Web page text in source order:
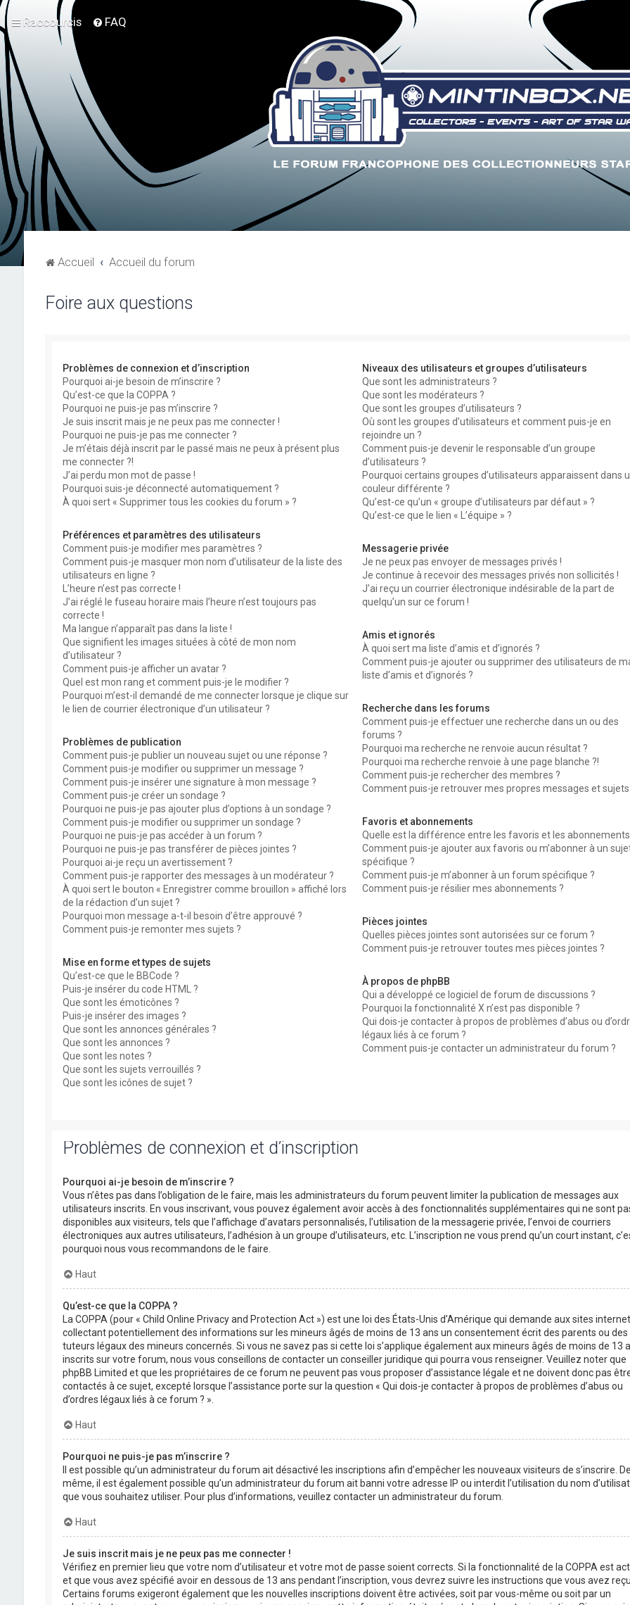
Raccourcis FAQ
Accueil Accueil du forum
Foire aux questions
Problèmes de connexion et d’inscription
Pourquoi ai-je besoin de m’inscrire ?
Qu’est-ce que la COPPA ?
Pourquoi ne puis-je pas m’inscrire ?
Je suis inscrit mais je ne peux pas me connecter !
Pourquoi ne puis-je pas me connecter ?
Je m’étais déjà inscrit par le passé mais ne peux à présent plus
me connecter ?!
J’ai perdu mon mot de passe !
Pourquoi suis-je déconnecté automatiquement ?
À quoi sert « Supprimer tous les cookies du forum » ?
Préférences et paramètres des utilisateurs
Comment puis-je modifier mes paramètres ?
Comment puis-je masquer mon nom d’utilisateur de la liste des
utilisateurs en ligne ?
L’heure n’est pas correcte !
J’ai réglé le fuseau horaire mais l’heure n’est toujours pas
correcte !
Ma langue n’apparaît pas dans la liste !
Que signifient les images situées à côté de mon nom
d’utilisateur ?
Comment puis-je afficher un avatar ?
Quel est mon rang et comment puis-je le modifier ?
Pourquoi m’est-il demandé de me connecter lorsque je clique sur
le lien de courrier électronique d’un utilisateur ?
Problèmes de publication
Comment puis-je publier un nouveau sujet ou une réponse ?
Comment puis-je modifier ou supprimer un message ?
Comment puis-je insérer une signature à mon message ?
Comment puis-je créer un sondage ?
Pourquoi ne puis-je pas ajouter plus d’options à un sondage ?
Comment puis-je modifier ou supprimer un sondage ?
Pourquoi ne puis-je pas accéder à un forum ?
Pourquoi ne puis-je pas transférer de pièces jointes ?
Pourquoi ai-je reçu un avertissement ?
Comment puis-je rapporter des messages à un modérateur ?
À quoi sert le bouton « Enregistrer comme brouillon » affiché lors
de la rédaction d’un sujet ?
Pourquoi mon message a-t-il besoin d’être approuvé ?
Comment puis-je remonter mes sujets ?
Mise en forme et types de sujets
Qu’est-ce que le BBCode ?
Puis-je insérer du code HTML ?
Que sont les émoticônes ?
Puis-je insérer des images ?
Que sont les annonces générales ?
Que sont les annonces ?
Que sont les notes ?
Que sont les sujets verrouillés ?
Que sont les icônes de sujet ?
Niveaux des utilisateurs et groupes d’utilisateurs
Que sont les administrateurs ?
Que sont les modérateurs ?
Que sont les groupes d’utilisateurs ?
Où sont les groupes d’utilisateurs et comment puis-je en
rejoindre un ?
Comment puis-je devenir le responsable d’un groupe
d’utilisateurs ?
Pourquoi certains groupes d’utilisateurs apparaissent dans
couleur différente ?
Qu’est-ce qu’un « groupe d’utilisateurs par défaut » ?
Qu’est-ce que le lien « L’équipe » ?
Messagerie privée
Je ne peux pas envoyer de messages privés !
Je continue à recevoir des messages privés non sollicités !
J’ai reçu un courrier électronique indésirable de la part de
quelqu’un sur ce forum !
Amis et ignorés
À quoi sert ma liste d’amis et d’ignorés ?
Comment puis-je ajouter ou supprimer des utilisateurs de
liste d’amis et d’ignorés ?
Recherche dans les forums
Comment puis-je effectuer une recherche dans un ou des
forums ?
Pourquoi ma recherche ne renvoie aucun résultat ?
Pourquoi ma recherche renvoie à une page blanche ?!
Comment puis-je rechercher des membres ?
Comment puis-je retrouver mes propres messages et sujets
Favoris et abonnements
Quelle est la différence entre les favoris et les abonnements
Comment puis-je ajouter aux favoris ou m’abonner à un
spécifique ?
Comment puis-je m’abonner à un forum spécifique ?
Comment puis-je résilier mes abonnements ?
Pièces jointes
Quelles pièces jointes sont autorisées sur ce forum ?
Comment puis-je retrouver toutes mes pièces jointes ?
À propos de phpBB
Qui a développé ce logiciel de forum de discussions ?
Pourquoi la fonctionnalité X n’est pas disponible ?
Qui dois-je contacter à propos de problèmes d’abus ou
légaux liés à ce forum ?
Comment puis-je contacter un administrateur du forum ?
Problèmes de connexion et d’inscription
Pourquoi ai-je besoin de m’inscrire ?
Vous n’êtes pas dans l’obligation de le faire, mais les administrateurs du forum peuvent limiter la publication de messages aux
utilisateurs inscrits. En vous inscrivant, vous pouvez également avoir accès à des fonctionnalités supplémentaires qui ne sont
disponibles aux visiteurs, tels que l’affichage d’avatars personnalisés, l’utilisation de la messagerie privée, l’envoi de courriers
électroniques aux autres utilisateurs, l’adhésion à un groupe d’utilisateurs, etc. L’inscription ne vous prend qu’un court instant,
pourquoi nous vous recommandons de le faire.
Haut
Qu’est-ce que la COPPA ?
La COPPA (pour « Child Online Privacy and Protection Act ») est une loi des États-Unis d’Amérique qui demande aux sites internet
collectant potentiellement des informations sur les mineurs âgés de moins de 13 ans un consentement écrit des parents ou des
tuteurs légaux des mineurs concernés. Si vous ne savez pas si cette loi s’applique également aux mineurs âgés de moins de 13
inscrits sur votre forum, nous vous conseillons de contacter un conseiller juridique qui pourra vous renseigner. Veuillez noter que
phpBB Limited et que les propriétaires de ce forum ne peuvent pas vous proposer d’assistance légale et ne doivent donc pas
contactés à ce sujet, excepté lorsque l’assistance porte sur la question « Qui dois-je contacter à propos de problèmes d’abus ou
d’ordres légaux liés à ce forum ? ».
Haut
Pourquoi ne puis-je pas m’inscrire ?
Il est possible qu’un administrateur du forum ait désactivé les inscriptions afin d’empêcher les nouveaux visiteurs de s’inscrire. De
même, il est également possible qu’un administrateur du forum ait banni votre adresse IP ou interdit l’utilisation du nom
que vous souhaitez utiliser. Pour plus d’informations, veuillez contacter un administrateur du forum.
Haut
Je suis inscrit mais je ne peux pas me connecter !
Vérifiez en premier lieu que votre nom d’utilisateur et votre mot de passe soient corrects. Si la fonctionnalité de la COPPA est
et que vous avez spécifié avoir en dessous de 13 ans pendant l’inscription, vous devrez suivre les instructions que vous avez
Certains forums exigeront également que les nouvelles inscriptions doivent être activées, soit par vous-même ou soit par un